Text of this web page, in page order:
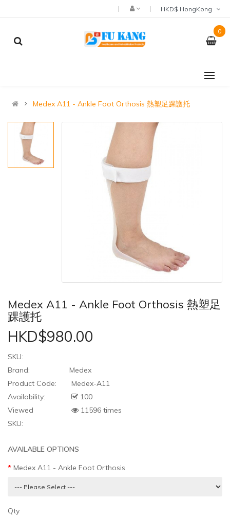
0
Medex A11 - Ankle Foot Orthosis 熱塑足踝護托
Medex A11 - Ankle Foot Orthosis 熱塑足
踝護托
HKD$980.00
SKU:
Brand:
Medex
Product Code:
Medex-A11
Availability:
100
Viewed
11596 times
SKU:
AVAILABLE OPTIONS
Medex A11 - Ankle Foot Orthosis
Qty